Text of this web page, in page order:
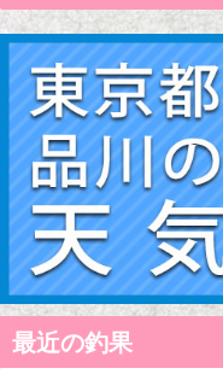
最近の釣果